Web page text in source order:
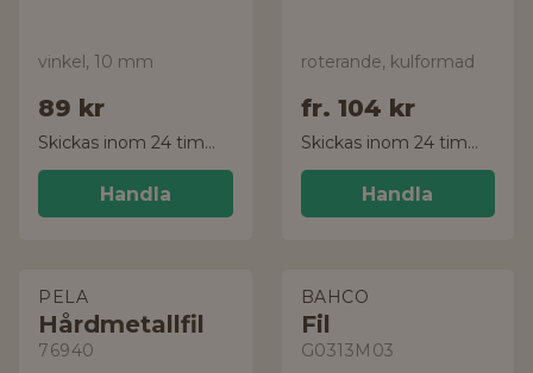
vinkel, 10 mm
89 kr
Skickas inom 24 timmar!
Handla
roterande, kulformad
fr. 104 kr
Skickas inom 24 timmar!
Handla
PELA
Hårdmetallfil
76940
BAHCO
Fil
G0313M03